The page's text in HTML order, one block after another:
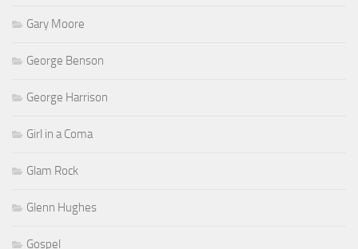
Gary Moore
George Benson
George Harrison
Girl in a Coma
Glam Rock
Glenn Hughes
Gospel